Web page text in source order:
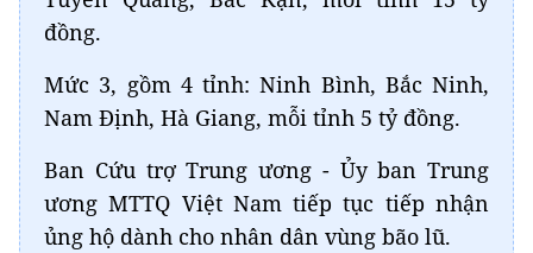
đồng.
Mức 3, gồm 4 tỉnh: Ninh Bình, Bắc Ninh,
Nam Định, Hà Giang, mỗi tỉnh 5 tỷ đồng.
Ban Cứu trợ Trung ương - Ủy ban Trung
ương MTTQ Việt Nam tiếp tục tiếp nhận
ủng hộ dành cho nhân dân vùng bão lũ.